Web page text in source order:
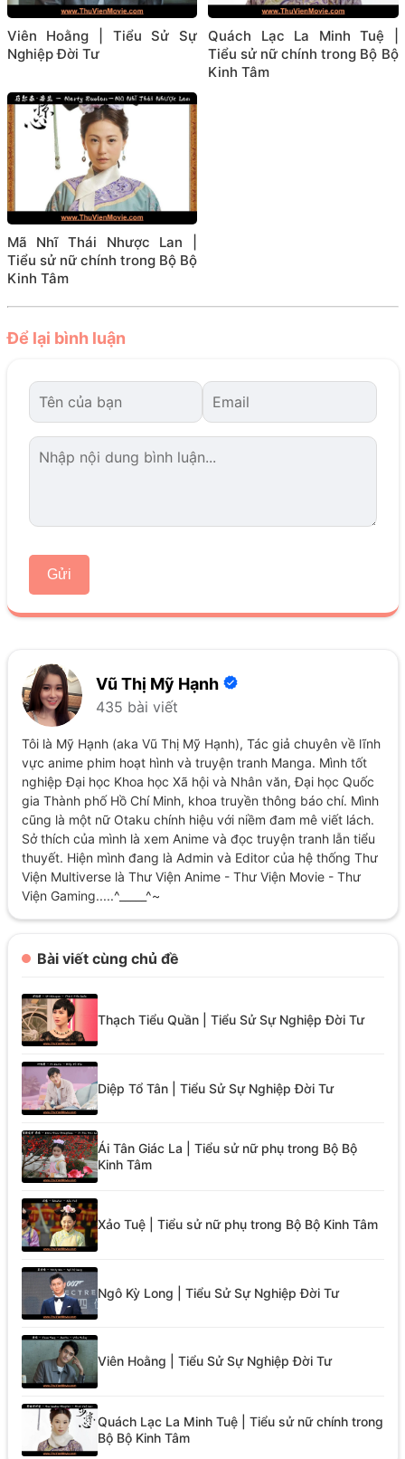
Vũ Thị Mỹ Hạnh
435 bài viết
Tôi là Mỹ Hạnh (aka Vũ Thị Mỹ Hạnh), Tác giả chuyên về lĩnh
vực anime phim hoạt hình và truyện tranh Manga. Mình tốt
nghiệp Đại học Khoa học Xã hội và Nhân văn, Đại học Quốc
gia Thành phố Hồ Chí Minh, khoa truyền thông báo chí. Mình
cũng là một nữ Otaku chính hiệu với niềm đam mê viết lách.
Sở thích của mình là xem Anime và đọc truyện tranh lẫn tiểu
thuyết. Hiện mình đang là Admin và Editor của hệ thống Thư
Viện Multiverse là Thư Viện Anime - Thư Viện Movie - Thư
Viện Gaming.....^_____^~
Bài viết cùng chủ đề
Thạch Tiểu Quần | Tiểu Sử Sự Nghiệp Đời Tư
Diệp Tổ Tân | Tiểu Sử Sự Nghiệp Đời Tư
Ái Tân Giác La | Tiểu sử nữ phụ trong Bộ Bộ
Kinh Tâm
Xảo Tuệ | Tiểu sử nữ phụ trong Bộ Bộ Kinh Tâm
Ngô Kỳ Long | Tiểu Sử Sự Nghiệp Đời Tư
Viên Hoằng | Tiểu Sử Sự Nghiệp Đời Tư
Quách Lạc La Minh Tuệ | Tiểu sử nữ chính trong
Bộ Bộ Kinh Tâm
Viên Hoằng | Tiểu Sử Sự
Nghiệp Đời Tư
Quách Lạc La Minh Tuệ |
Tiểu sử nữ chính trong Bộ Bộ
Kinh Tâm
Mã Nhĩ Thái Nhược Lan |
Tiểu sử nữ chính trong Bộ Bộ
Kinh Tâm
Để lại bình luận
Gửi